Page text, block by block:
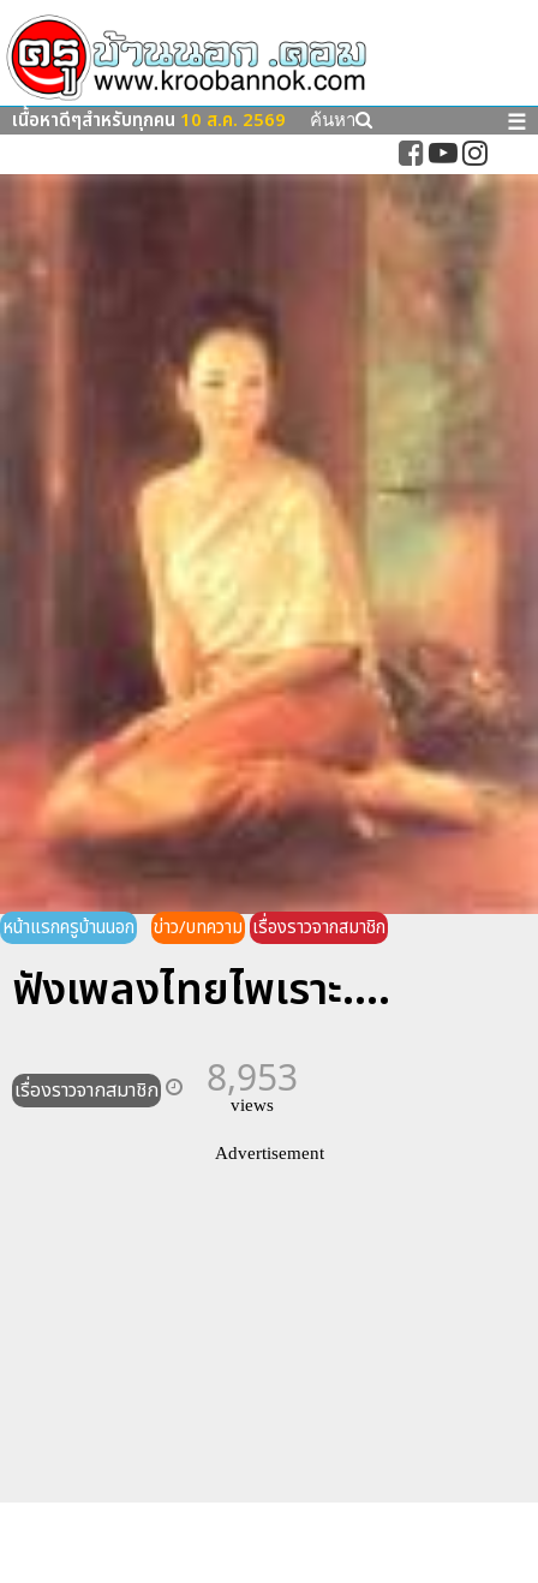
เนื้อหาดีๆสำหรับทุกคน 10 ส.ค. 2569 ค้นหา ☰
หน้าแรกครูบ้านนอก ข่าว/บทความ เรื่องราวจากสมาชิก
ฟังเพลงไทยไพเราะ....
เรื่องราวจากสมาชิก 8,953
views
Advertisement